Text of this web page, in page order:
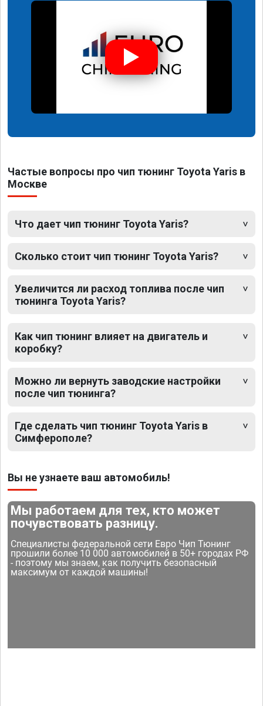
Частые вопросы про чип тюнинг Toyota Yaris в
Москве
Что дает чип тюнинг Toyota Yaris?
Сколько стоит чип тюнинг Toyota Yaris?
Увеличится ли расход топлива после чип
тюнинга Toyota Yaris?
Как чип тюнинг влияет на двигатель и
коробку?
Можно ли вернуть заводские настройки
после чип тюнинга?
Где сделать чип тюнинг Toyota Yaris в
Симферополе?
Вы не узнаете ваш автомобиль!
Мы работаем для тех, кто может
почувствовать разницу.
Специалисты федеральной сети Евро Чип Тюнинг
прошили более 10 000 автомобилей в 50+ городах РФ
- поэтому мы знаем, как получить безопасный
максимум от каждой машины!